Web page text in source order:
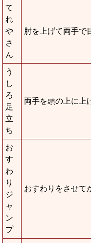
て
れ
や
さ
ん
肘を上げて両手で
う
し
ろ
足
立
ち
両手を頭の上に上
お
す
わ
り
ジ
ャ
ン
プ
おすわりをさせて